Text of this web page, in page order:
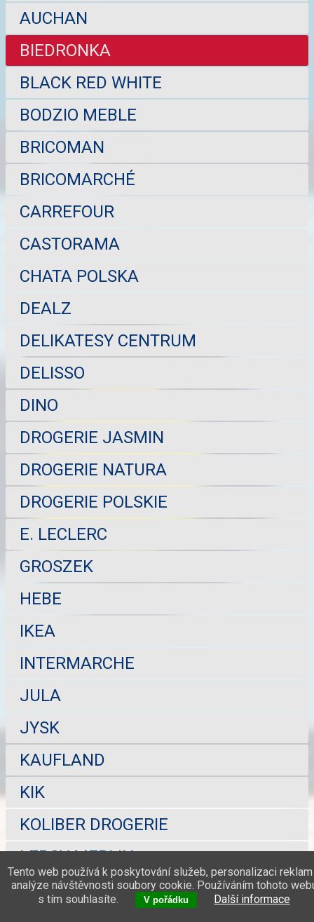
AUCHAN
BIEDRONKA
BLACK RED WHITE
BODZIO MEBLE
BRICOMAN
BRICOMARCHÉ
CARREFOUR
CASTORAMA
CHATA POLSKA
DEALZ
DELIKATESY CENTRUM
DELISSO
DINO
DROGERIE JASMIN
DROGERIE NATURA
DROGERIE POLSKIE
E. LECLERC
GROSZEK
HEBE
IKEA
INTERMARCHE
JULA
JYSK
KAUFLAND
KIK
KOLIBER DROGERIE
LEROY MERLIN
LEWIATAN
Tento web používá k poskytování služeb, personalizaci reklam
analýze návštěvnosti soubory cookie. Používáním tohoto
s tím souhlasíte.
V pořádku Další informace